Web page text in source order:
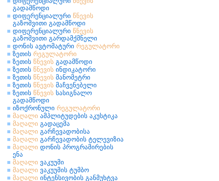
გადამწოდი
დიფერენციალური წნევის
გაზომვითი გადამწოდი
დიფერენციალური წნევის
გაზომვითი გარდამქმნელი
დონის ავტომატური რეგულატორი
ზეთის რეგულატორი
ზეთის წნევის გადამწოდი
ზეთის წნევის ინდიკატორი
ზეთის წნევის მანომეტრი
ზეთის წნევის მაჩვენებელი
ზეთის წნევის სასიგნალო
გადამწოდი
იზოქრონული რეგულატორი
მაღალი ამპლიტუდების აკუსტიკა
მაღალი გადაცემა
მაღალი გარჩევადობისა
მაღალი გარჩევადობის ტელევიზია
მაღალი დონის პროგრამირების
ენა
მაღალი ვაკუუმი
მაღალი ვაკუუმის ტუმბო
მაღალი ინტენსივობის განმუხტვა